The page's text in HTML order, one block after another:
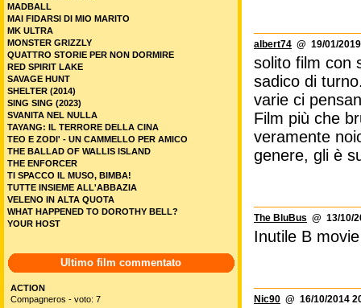
albert74 @ 19/01/
solito film con
sadico di
varie ci
Film più che
veramente
genere, gli è
The BluBus @ 13/10/
Inutile B movie
Nic90 @ 16/10/2014
MADBALL
MAI FIDARSI DI MIO MARITO
MK ULTRA
MONSTER GRIZZLY
QUATTRO STORIE PER NON DORMIRE
RED SPIRIT LAKE
SAVAGE HUNT
SHELTER (2014)
SING SING (2023)
SVANITA NEL NULLA
TAYANG: IL TERRORE DELLA CINA
TEO E ZODI' - UN CAMMELLO PER AMICO
THE BALLAD OF WALLIS ISLAND
THE ENFORCER
TI SPACCO IL MUSO, BIMBA!
TUTTE INSIEME ALL'ABBAZIA
VELENO IN ALTA QUOTA
WHAT HAPPENED TO DOROTHY BELL?
YOUR HOST
Ultimo film commentato
ACTION
Compagneros - voto: 7